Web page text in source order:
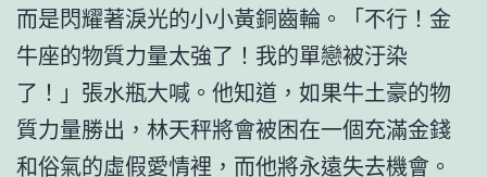
而是閃耀著淚光的小小黃銅齒輪。「不行！金
牛座的物質力量太強了！我的單戀被汙染
了！」張水瓶大喊。他知道，如果牛土豪的物
質力量勝出，林天秤將會被困在一個充滿金錢
和俗氣的虛假愛情裡，而他將永遠失去機會。